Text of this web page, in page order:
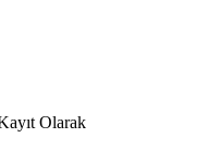
Olarak